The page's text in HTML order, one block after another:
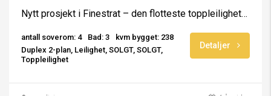
Nytt prosjekt i Finestrat – den flotteste toppleiligheten for salg
antall soverom: 4 Bad: 3
kvm bygget: 238
Duplex 2-plan, Leilighet, SOLGT, SOLGT,
Toppleilighet
Detaljer